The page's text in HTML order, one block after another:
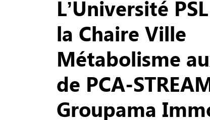
L’Université
la Chaire Ville
Métabolisme
de PCA-
Groupama